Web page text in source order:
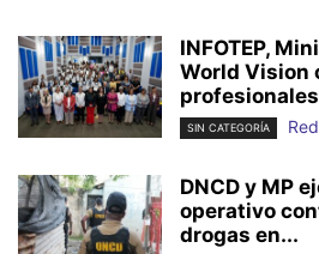
INFOTEP,
World Vision
SIN CATEGORÍA
DNCD y MP
operativo
drogas en...